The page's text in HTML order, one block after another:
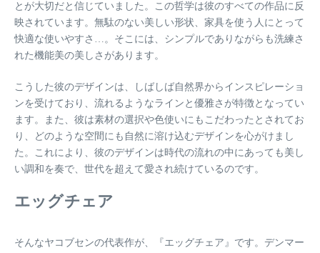
とが大切だと信じていました。この哲学は彼のすべての作品に反
映されています。無駄のない美しい形状、家具を使う人にとって
快適な使いやすさ…。そこには、シンプルでありながらも洗練さ
れた機能美の美しさがあります。
こうした彼のデザインは、しばしば自然界からインスピレーショ
ンを受けており、流れるようなラインと優雅さが特徴となってい
ます。また、彼は素材の選択や色使いにもこだわったとされてお
り、どのような空間にも自然に溶け込むデザインを心がけまし
た。これにより、彼のデザインは時代の流れの中にあっても美し
い調和を奏で、世代を超えて愛され続けているのです。
エッグチェア
そんなヤコブセンの代表作が、『エッグチェア』です。デンマー